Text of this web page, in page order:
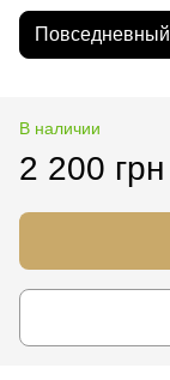
Повседневный
В наличии
2 200 грн